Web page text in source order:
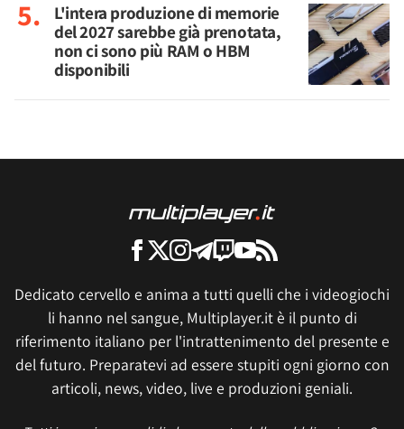
L'intera produzione di memorie
del 2027 sarebbe già prenotata,
non ci sono più RAM o HBM
disponibili
Dedicato cervello e anima a tutti quelli che i videogiochi
li hanno nel sangue, Multiplayer.it è il punto di
riferimento italiano per l'intrattenimento del presente e
del futuro. Preparatevi ad essere stupiti ogni giorno con
articoli, news, video, live e produzioni geniali.